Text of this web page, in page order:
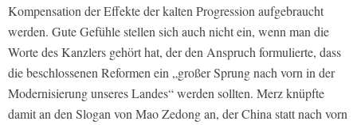
Kompensation der Effekte der kalten Progression aufgebraucht
werden. Gute Gefühle stellen sich auch nicht ein, wenn man die
Worte des Kanzlers gehört hat, der den Anspruch formulierte, dass
die beschlossenen Reformen ein „großer Sprung nach vorn in der
Modernisierung unseres Landes“ werden sollten. Merz knüpfte
damit an den Slogan von Mao Zedong an, der China statt nach vorn